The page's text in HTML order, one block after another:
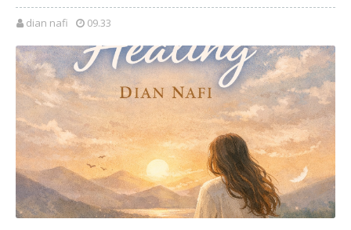
dian nafi 09.33